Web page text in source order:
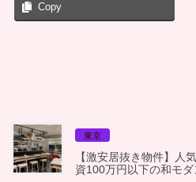
Copy
東京
【激安居抜き物件】人
資100万円以下の和モダ